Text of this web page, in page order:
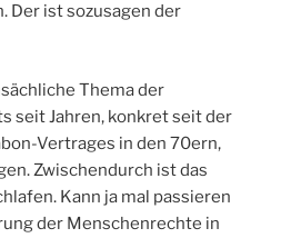
Der ist sozusagen der
Thema der
seit Jahren, konkret seit der
Vertrages in den 70ern,
Zwischendurch ist das
Kann ja mal passieren
der Menschenrechte in